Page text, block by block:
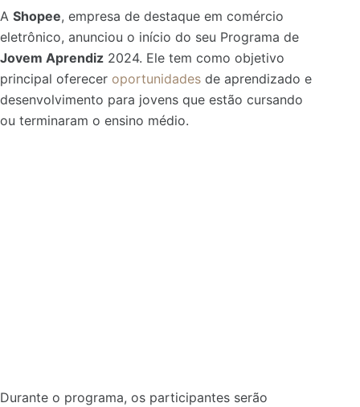
A Shopee, empresa de destaque em comércio
eletrônico, anunciou o início do seu Programa de
Jovem Aprendiz 2024. Ele tem como objetivo
principal oferecer oportunidades de aprendizado e
desenvolvimento para jovens que estão cursando
ou terminaram o ensino médio.
Durante o programa, os participantes serão